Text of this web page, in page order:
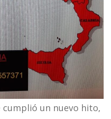
cumplió un nuevo hito,